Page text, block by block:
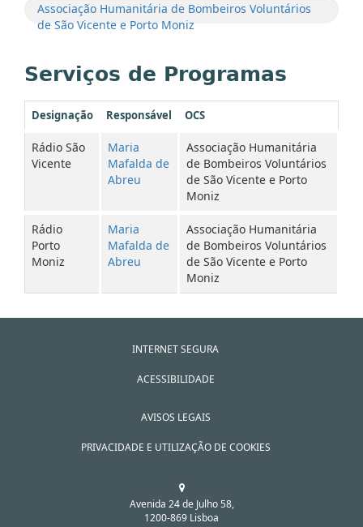
Associação Humanitária de Bombeiros Voluntários
de São Vicente e Porto Moniz
Serviços de Programas
Designação Responsável OCS
Rádio São
Vicente
Maria
Mafalda de
Abreu
Associação Humanitária
de Bombeiros Voluntários
de São Vicente e Porto
Moniz
Rádio
Porto
Moniz
Maria
Mafalda de
Abreu
Associação Humanitária
de Bombeiros Voluntários
de São Vicente e Porto
Moniz
INTERNET SEGURA
ACESSIBILIDADE
AVISOS LEGAIS
PRIVACIDADE E UTILIZAÇÃO DE COOKIES
Avenida 24 de Julho 58,
1200-869 Lisboa